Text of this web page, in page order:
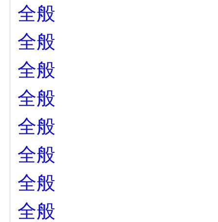
全般
全般
全般
全般
全般
全般
全般
全般